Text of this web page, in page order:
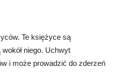
Te księżyce są
niego. Uchwyt
i może prowadzić do zderzeń